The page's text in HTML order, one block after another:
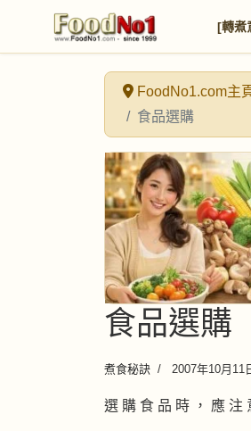
[轉煮
FoodNo1.com主
食品選購
食品選購
煮食秘訣 2007年10月11
選 購 食 品 時 ， 應 注